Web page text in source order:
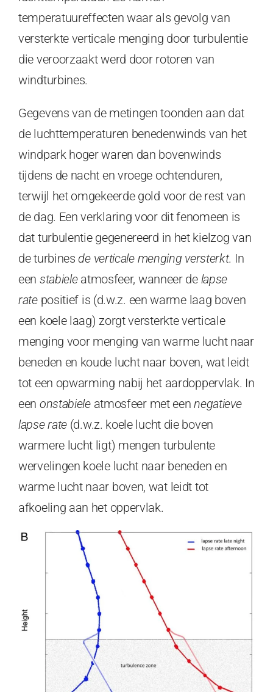
temperatuureffecten waar als gevolg van
versterkte verticale menging door turbulentie
die veroorzaakt werd door rotoren van
windturbines.
Gegevens van de metingen toonden aan dat
de luchttemperaturen benedenwinds van het
windpark hoger waren dan bovenwinds
tijdens de nacht en vroege ochtenduren,
terwijl het omgekeerde gold voor de rest van
de dag. Een verklaring voor dit fenomeen is
dat turbulentie gegenereerd in het kielzog van
de turbinesde verticale menging versterkt. In
een stabiele atmosfeer, wanneer de lapse
ratepositief is (d.w.z. een warme laag boven
een koele laag) zorgt versterkte verticale
menging voor menging van warme lucht naar
beneden en koude lucht naar boven, wat leidt
tot een opwarming nabij het aardoppervlak. In
een onstabieleatmosfeer met eennegatieve
lapse rate (d.w.z. koele lucht die boven
warmere lucht ligt) mengen turbulente
wervelingen koele lucht naar beneden en
warme lucht naar boven, wat leidt tot
afkoeling aan het oppervlak.